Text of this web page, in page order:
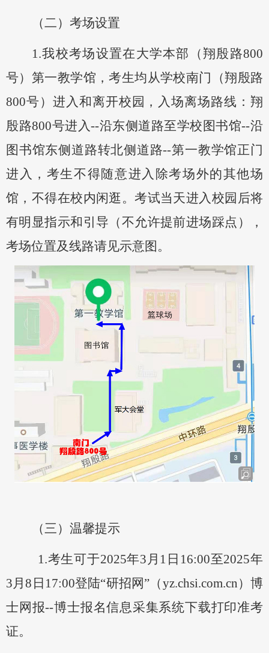
（二）考场设置
1.我校考场设置在大学本部（翔殷路800
号）第一教学馆，考生均从学校南门（翔殷路
800号）进入和离开校园，入场离场路线：翔
殷路800号进入--沿东侧道路至学校图书馆--沿
图书馆东侧道路转北侧道路--第一教学馆正门
进入，考生不得随意进入除考场外的其他场
馆，不得在校内闲逛。考试当天进入校园后将
有明显指示和引导（不允许提前进场踩点），
考场位置及线路请见示意图。
（三）温馨提示
1.考生可于2025年3月 1 日 16:00至2025年
3月8 日 17:00登陆“研招网”（yz.chsi.com.cn）博
士网报--博士报名信息采集系统下载打印准考
证。